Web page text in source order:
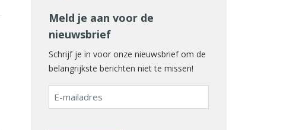
Meld je aan voor de
nieuwsbrief
Schrijf je in voor onze nieuwsbrief om de
belangrijkste berichten niet te missen!
E-
mailadres